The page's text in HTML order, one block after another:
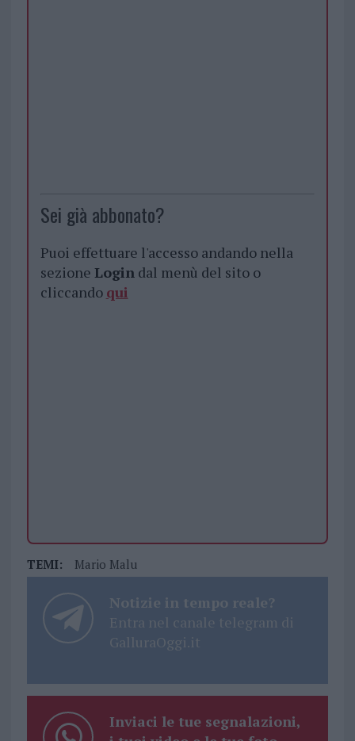
Sei già abbonato?
Puoi effettuare l'accesso andando nella
sezione Logindal menù del sito o
cliccando qui
TEMI: Mario Malu
Notizie in tempo reale?
Entra nel canale telegram di
GalluraOggi.it
Inviaci le tue segnalazioni,